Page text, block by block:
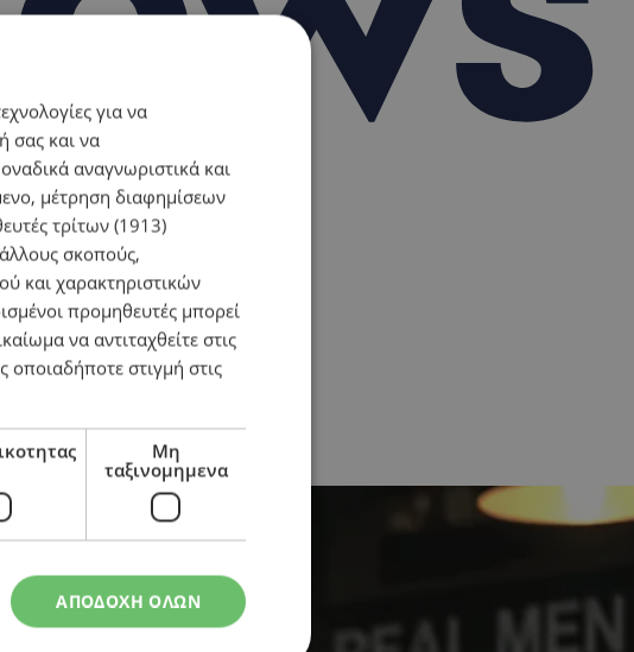
για να
σας και να
αναγνωριστικά και
μέτρηση διαφημίσεων
τρίτων (1913)
σκοπούς,
και χαρακτηριστικών
προμηθευτές μπορεί
να αντιταχθείτε στις
οποιαδήποτε στιγμή στις
Μη
ταξινομημενα
ΑΠΟΔΟΧΗ ΟΛΩΝ